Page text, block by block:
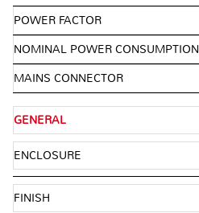
POWER FACTOR
NOMINAL POWER CONSUMPTION
MAINS CONNECTOR
GENERAL
ENCLOSURE
FINISH